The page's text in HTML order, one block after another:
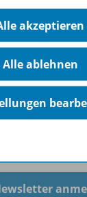
akzeptieren
Alle ablehnen